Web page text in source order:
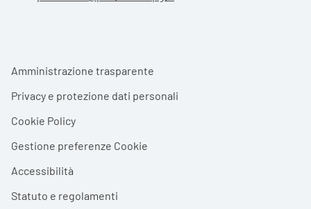
Footer menu
Amministrazione trasparente
Privacy e protezione dati personali
Cookie Policy
Gestione preferenze Cookie
Accessibilità
Statuto e regolamenti